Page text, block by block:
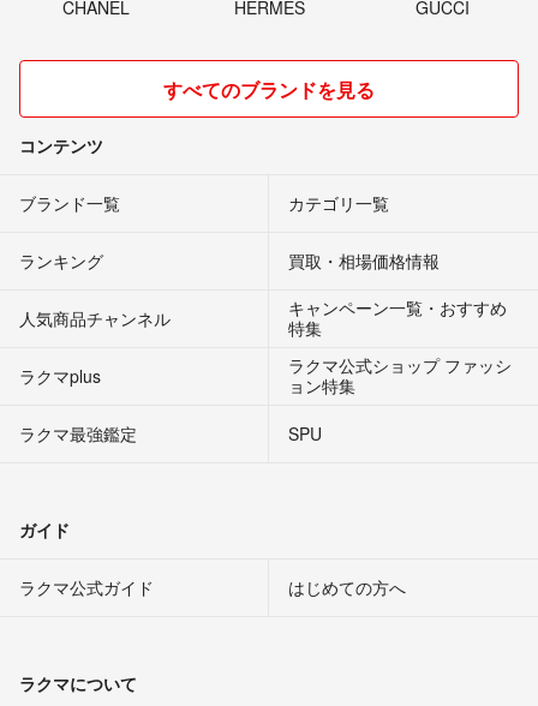
CHANEL HERMES GUCCI
すべてのブランドを見る
コンテンツ
ブランド一覧 カテゴリ一覧
ランキング 買取・相場価格情報
人気商品チャンネル
キャンペーン一覧・おすすめ
特集
ラクマplus
ラクマ公式ショップ ファッシ
ョン特集
ラクマ最強鑑定
SPU
ガイド
ラクマ公式ガイド はじめての方へ
ラクマについて